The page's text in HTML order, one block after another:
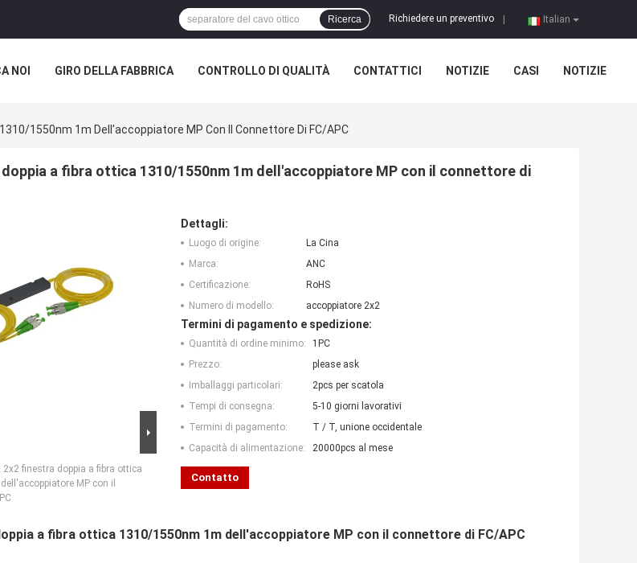
Italian
Richiedere un preventivo
Ricerca
NOI GIRO DELLA FABBRICA CONTROLLO DI QUALITÀ CONTATTICI NOTIZIE CASI NOTIZIE
1550nm 1m Dell'accoppiatore MP Con Il Connettore Di FC/APC
a fibra ottica 1310/1550nm 1m dell'accoppiatore MP con il connettore di
2x2 finestra doppia a fibra ottica
MP con il
Dettagli:
Luogo di origine:
La Cina
Marca:
ANC
Certificazione:
RoHS
Numero di modello:
accoppiatore 2x2
Termini di pagamento e spedizione:
Quantità di ordine minimo:
1PC
Prezzo:
please ask
Imballaggi particolari:
2pcs per scatola
Tempi di consegna:
5-10 giorni lavorativi
Termini di pagamento:
T / T, unione occidentale
Capacità di alimentazione:
20000pcs al mese
Contatto
a fibra ottica 1310/1550nm 1m dell'accoppiatore MP con il connettore di FC/APC